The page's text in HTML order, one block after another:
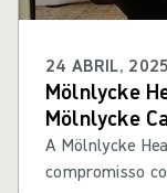
24 ABRIL, 2025
Mölnlycke
Mölnlycke
A Mölnlycke
compromisso